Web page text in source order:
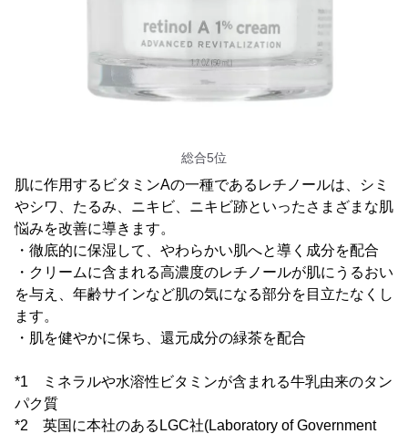
総合5位
肌に作用するビタミンAの一種であるレチノールは、シミ
やシワ、たるみ、ニキビ、ニキビ跡といったさまざまな肌
悩みを改善に導きます。
・徹底的に保湿して、やわらかい肌へと導く成分を配合
・クリームに含まれる高濃度のレチノールが肌にうるおい
を与え、年齢サインなど肌の気になる部分を目立たなくし
ます。
・肌を健やかに保ち、還元成分の緑茶を配合
*1 ミネラルや水溶性ビタミンが含まれる牛乳由来のタン
パク質
*2 英国に本社のあるLGC社(Laboratory of Government